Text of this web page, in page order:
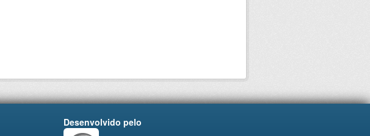
Desenvolvido pelo